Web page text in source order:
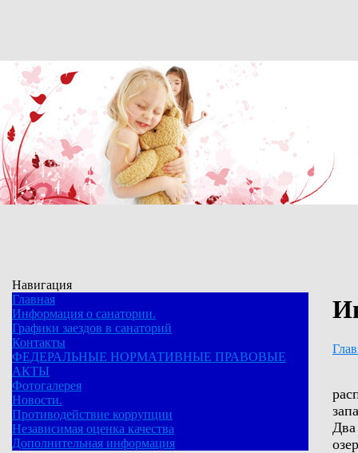
Навигация
Главная
Информация о санатории.
Графики заездов в санаторий
Контакты
ФЕДЕРАЛЬНЫЕ НОРМАТИВНЫЕ ПРАВОВЫЕ
АКТЫ
Фотогалерея
Новости.
Противодействие коррупции
Независимая оценка качества
Дополнительная информация